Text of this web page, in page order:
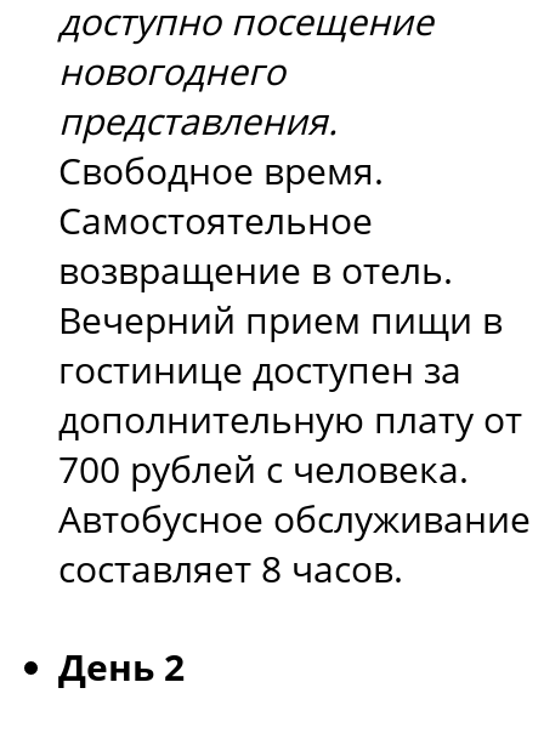
доступно посещение
новогоднего
представления.
Свободное время.
Самостоятельное
возвращение в отель.
Вечерний прием пищи в
гостинице доступен за
дополнительную плату от
700 рублей с человека.
Автобусное обслуживание
составляет 8 часов.
День 2